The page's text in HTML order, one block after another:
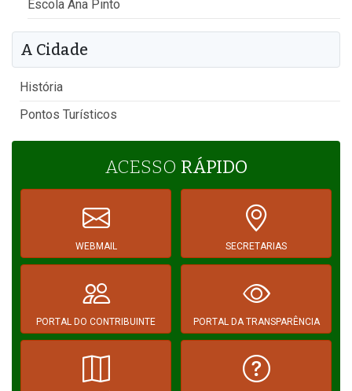
Escola Ana Pinto
A Cidade
História
Pontos Turísticos
ACESSO RÁPIDO
WEBMAIL SECRETARIAS
PORTAL DO CONTRIBUINTE PORTAL DA TRANSPARÊNCIA